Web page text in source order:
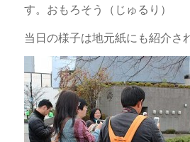
す。おもろそう（じゅるり）
当日の様子は地元紙にも紹介さ